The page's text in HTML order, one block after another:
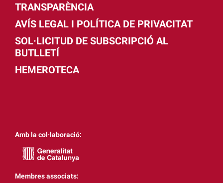
TRANSPARÈNCIA
AVÍS LEGAL I POLÍTICA DE PRIVACITAT
SOL·LICITUD DE SUBSCRIPCIÓ AL
BUTLLETÍ
HEMEROTECA
Amb la col·laboració:
Membres associats: